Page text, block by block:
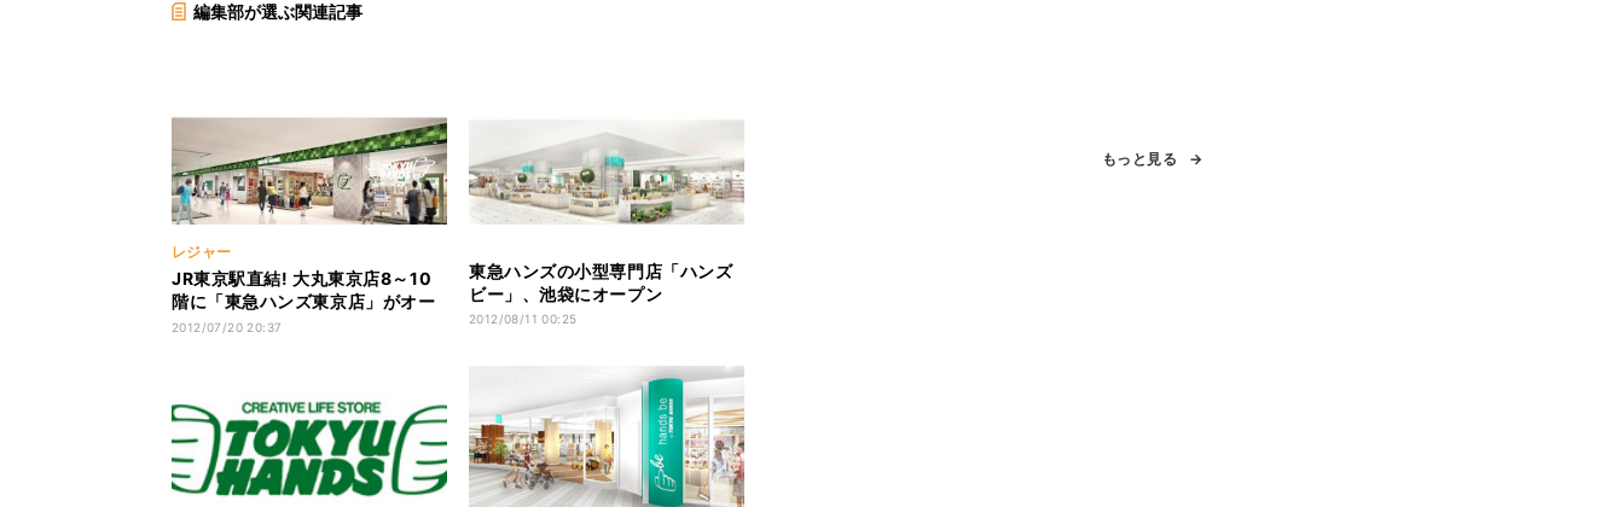
編集部が選ぶ関連記事
レジャー
JR東京駅直結! 大丸東京店8～10
階に「東急ハンズ東京店」がオー
プン
2012/07/20 20:37
東急ハンズの小型専門店「ハンズ
ビー」、池袋にオープン
2012/08/11 00:25
もっと見る